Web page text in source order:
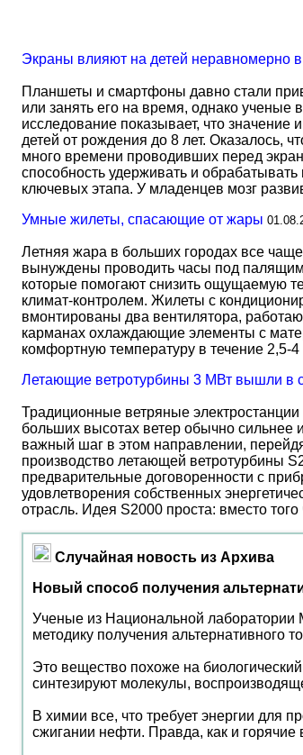
Экраны влияют на детей неравномерно
Планшеты и смартфоны давно стали
или занять его на время, однако ученые
исследование показывает, что
детей от рождения до 8 лет. Оказалось,
много времени проводивших перед
способность удерживать и
ключевых этапа. У младенцев мозг
Умные жилеты, спасающие от жары
Летняя жара в больших городах все
вынуждены проводить часы под
которые помогают снизить ощущаемую
климат-контролем. Жилеты с
вмонтированы два вентилятора,
карманах охлаждающие элементы с
комфортную температуру в течение 2,5-
Летающие ветротурбины 3 МВт вышли в
Традиционные ветряные
больших высотах ветер обычно сильнее
важный шаг в этом направлении,
производство летающей ветротурбины
предварительные договоренности с
удовлетворения собственных
отрасль. Идея S2000 проста: вместо
Случайная новость из Архива
Новый способ получения
Ученые из Национальной лаборатории
методику получения альтернативного
Это вещество похоже на
синтезируют молекулы,
В химии все, что требует энергии для
сжигании нефти. Правда, как и